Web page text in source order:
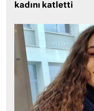
kadını katletti